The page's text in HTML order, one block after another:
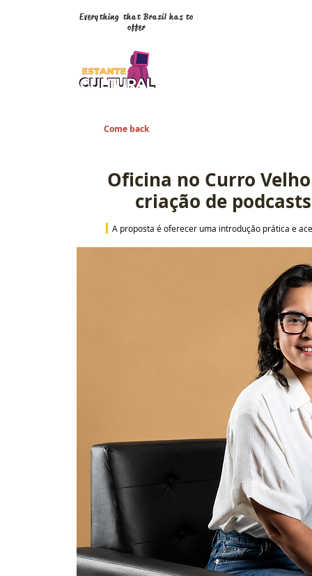
Everything that Brazil has to
offer
Come back
Oficina no Curro
criação de
A proposta é oferecer uma introdução prática e